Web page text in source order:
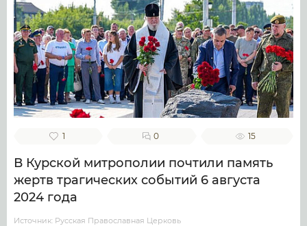
1 0 15
В Курской митрополии почтили память
жертв трагических событий 6 августа
2024 года
Источник: Русская Православная Церковь